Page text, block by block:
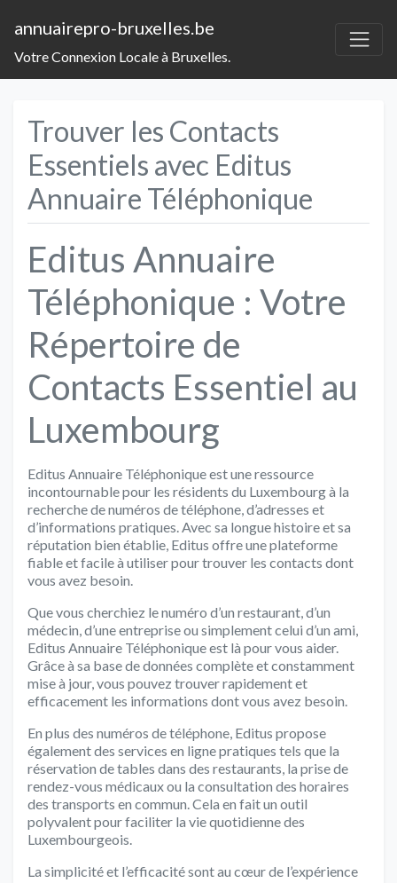
annuairepro-bruxelles.be
Votre Connexion Locale à Bruxelles.
Trouver les Contacts
Essentiels avec Editus
Annuaire Téléphonique
Editus Annuaire
Téléphonique : Votre
Répertoire de
Contacts Essentiel au
Luxembourg
Editus Annuaire Téléphonique est une ressource
incontournable pour les résidents du Luxembourg à la
recherche de numéros de téléphone, d’adresses et
d’informations pratiques. Avec sa longue histoire et sa
réputation bien établie, Editus offre une plateforme
fiable et facile à utiliser pour trouver les contacts dont
vous avez besoin.
Que vous cherchiez le numéro d’un restaurant, d’un
médecin, d’une entreprise ou simplement celui d’un ami,
Editus Annuaire Téléphonique est là pour vous aider.
Grâce à sa base de données complète et constamment
mise à jour, vous pouvez trouver rapidement et
efficacement les informations dont vous avez besoin.
En plus des numéros de téléphone, Editus propose
également des services en ligne pratiques tels que la
réservation de tables dans des restaurants, la prise de
rendez-vous médicaux ou la consultation des horaires
des transports en commun. Cela en fait un outil
polyvalent pour faciliter la vie quotidienne des
Luxembourgeois.
La simplicité et l’efficacité sont au cœur de l’expérience